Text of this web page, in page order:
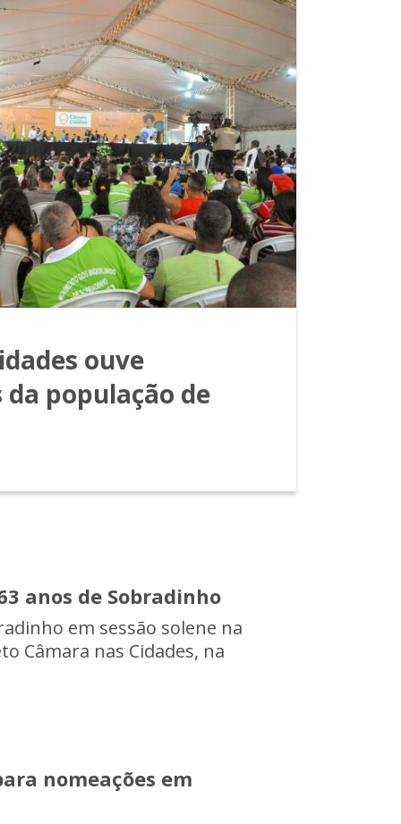
ouve
população de
anos de Sobradinho
em sessão solene na
Câmara nas Cidades, na
nomeações em